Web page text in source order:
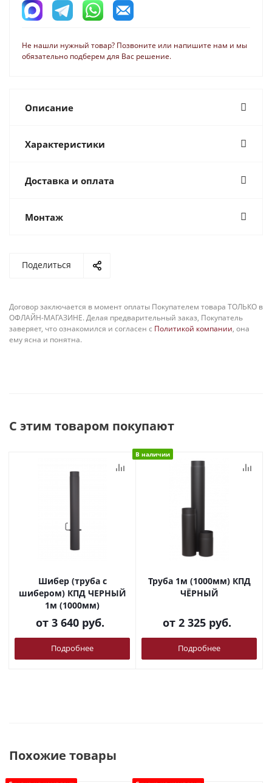
Не нашли нужный товар? Позвоните или напишите нам и мы
обязательно подберем для Вас решение.
Описание
Характеристики
Доставка и оплата
Монтаж
Поделиться
Договор заключается в момент оплаты Покупателем товара ТОЛЬКО в
ОФЛАЙН-МАГАЗИНЕ. Делая предварительный заказ, Покупатель
заверяет, что ознакомился и согласен с Политикой компании, она
ему ясна и понятна.
С этим товаром покупают
Шибер (труба с
шибером) КПД ЧЕРНЫЙ
1м (1000мм)
от 3 640 руб.
Подробнее
В наличии
Труба 1м (1000мм) КПД
ЧЁРНЫЙ
от 2 325 руб.
Подробнее
Похожие товары